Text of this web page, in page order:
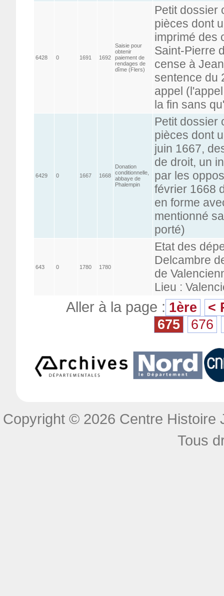
6428 0 1691 1692
Saisie pour
obtenir
paiement de
rendages de
dîme (Flers)
Petit dossier
pièces dont
imprimé des
Saint-Pierre
cense à
sentence du
appel
la fin sans
6429 0 1667 1668
Donation
conditionnelle,
abbaye de
Phalempin
Petit dossier
pièces dont
juin 1667,
de droit, un
par les
février 1668
en forme
mentionné
porté)
643 0 1780 1780
Etat des
Delcambre
de
Lieu :
Aller à la page : 1ère
<
675
676
Copyright © 2026 Centre Histoire
Tous